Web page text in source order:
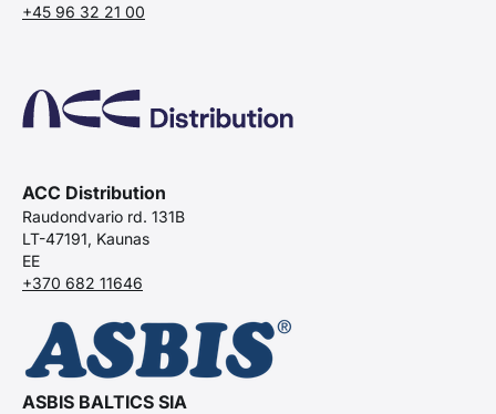
+45 96 32 21 00
ACC Distribution
Raudondvario rd. 131B
LT-47191, Kaunas
EE
+370 682 11646
ASBIS BALTICS SIA